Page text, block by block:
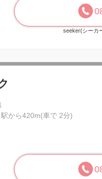
seeker(シーカ
から420m(車で 2分)